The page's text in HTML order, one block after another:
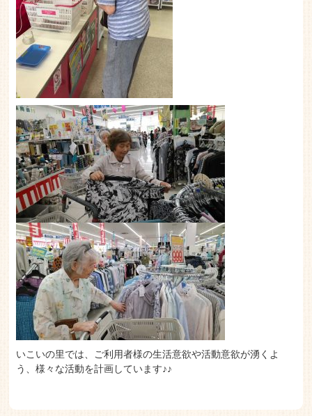
いこいの里では、ご利用者様の生活意欲や活動意欲が湧くよ
う、様々な活動を計画しています♪♪